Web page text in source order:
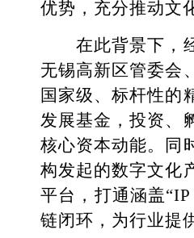
优势，充分推动文
在此背景下，经
无锡高新区管委会
国家级、标杆性的
发展基金，投资、
核心资本动能。同
构发起的数字文化
平台，打通涵盖
链闭环，为行业提